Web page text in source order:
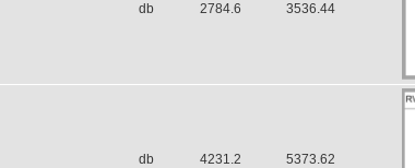
db 2784.6 3536.44
db 4231.2 5373.62